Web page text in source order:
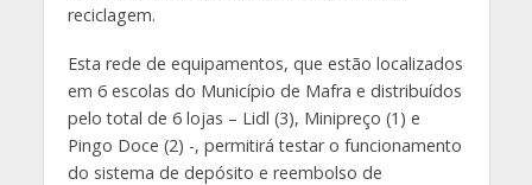
reciclagem.
Esta rede de equipamentos, que estão localizados
em 6 escolas do Município de Mafra e distribuídos
pelo total de 6 lojas – Lidl (3), Minipreço (1) e
Pingo Doce (2) -, permitirá testar o funcionamento
do sistema de depósito e reembolso de